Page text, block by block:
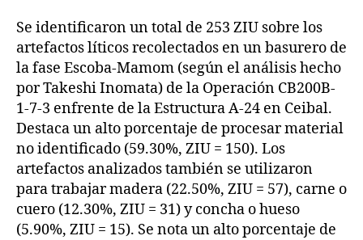
Se identificaron un total de 253 ZIU sobre los
artefactos líticos recolectados en un basurero de
la fase Escoba-Mamom (según el análisis hecho
por Takeshi Inomata) de la Operación CB200B-
1-7-3 enfrente de la Estructura A-24 en Ceibal.
Destaca un alto porcentaje de procesar material
no identificado (59.30%, ZIU = 150). Los
artefactos analizados también se utilizaron
para trabajar madera (22.50%, ZIU = 57), carne o
cuero (12.30%, ZIU = 31) y concha o hueso
(5.90%, ZIU = 15). Se nota un alto porcentaje de